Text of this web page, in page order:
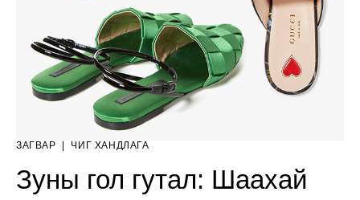
ЗАГВАР | ЧИГ ХАНДЛАГА
Зуны гол гутал: Шаахай